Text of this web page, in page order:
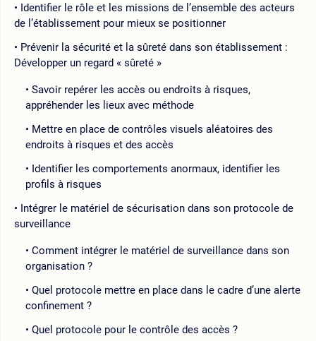
Identifier le rôle et les missions de l’ensemble des acteurs
de l’établissement pour mieux se positionner
Prévenir la sécurité et la sûreté dans son établissement :
Développer un regard « sûreté »
Savoir repérer les accès ou endroits à risques,
appréhender les lieux avec méthode
Mettre en place de contrôles visuels aléatoires des
endroits à risques et des accès
Identifier les comportements anormaux, identifier les
profils à risques
Intégrer le matériel de sécurisation dans son protocole de
surveillance
Comment intégrer le matériel de surveillance dans son
organisation ?
Quel protocole mettre en place dans le cadre d’une alerte
confinement ?
Quel protocole pour le contrôle des accès ?